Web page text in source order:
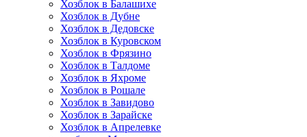
Хозблок в Балашихе
Хозблок в Дубне
Хозблок в Дедовске
Хозблок в Куровском
Хозблок в Фрязино
Хозблок в Талдоме
Хозблок в Яхроме
Хозблок в Рошале
Хозблок в Завидово
Хозблок в Зарайске
Хозблок в Апрелевке